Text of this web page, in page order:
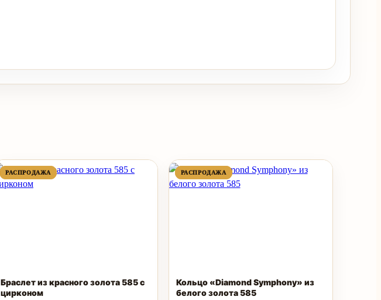
РАСПРОДАЖА ПРОДАВАЕМЫЙ
ТОВАР
РАСПРОДАЖА ПРОДАВАЕМЫЙ
ТОВАР
Браслет из красного золота 585 с
цирконом
РАСПРОДАЖАПРОДАВАЕМЫЙ
ТОВАР
РАСПРОДАЖАПРОДАВАЕМЫЙ
ТОВАР
Кольцо «Diamond Symphony» из
белого золота 585